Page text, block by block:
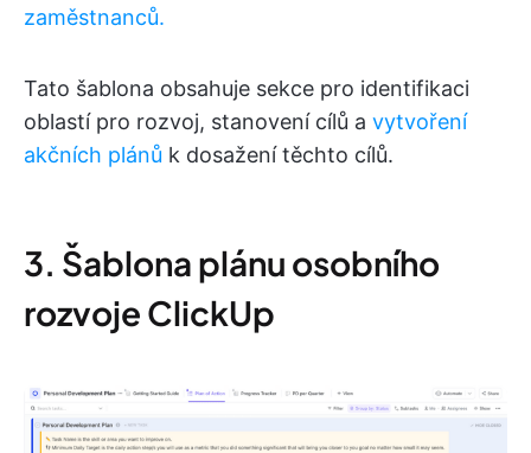
zaměstnanců.
Tato šablona obsahuje sekce pro identifikaci
oblastí pro rozvoj, stanovení cílů a vytvoření
akčních plánů k dosažení těchto cílů.
3. Šablona plánu osobního
rozvoje ClickUp